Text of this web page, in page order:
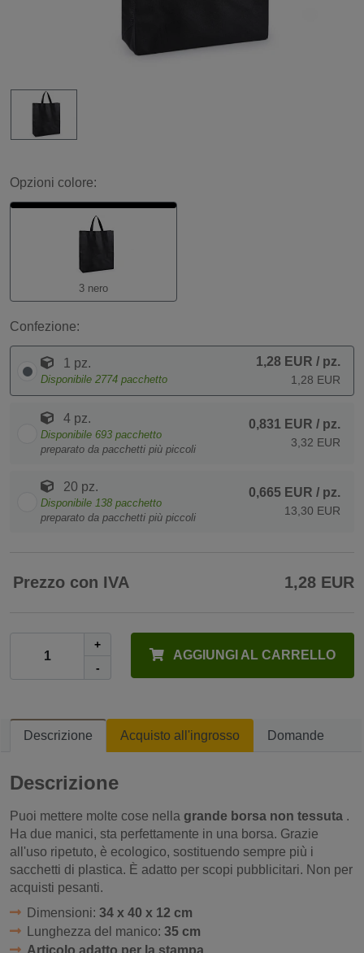
Opzioni colore:
3 nero
Confezione:
1 pz.
Disponibile 2774 pacchetto
1,28 EUR / pz.
1,28 EUR
4 pz.
Disponibile 693 pacchetto
preparato da pacchetti più piccoli
0,831 EUR / pz.
3,32 EUR
20 pz.
Disponibile 138 pacchetto
preparato da pacchetti più piccoli
0,665 EUR / pz.
13,30 EUR
Prezzo con IVA 1,28 EUR
+
-
AGGIUNGI AL CARRELLO
Descrizione Acquisto all'ingrosso Domande
Descrizione
Puoi mettere molte cose nella grande borsa non tessuta .
Ha due manici, sta perfettamente in una borsa. Grazie
all'uso ripetuto, è ecologico, sostituendo sempre più i
sacchetti di plastica. È adatto per scopi pubblicitari. Non per
acquisti pesanti.
Dimensioni: 34 x 40 x 12 cm
Lunghezza del manico: 35 cm
Articolo adatto per la stampa